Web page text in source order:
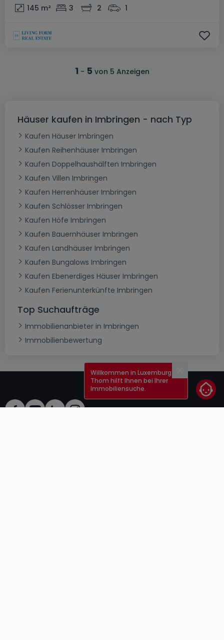
145 m² 3 2 1
1 - 5 von 5 Anzeigen
Häuser kaufen in Imbringen - nach Typ
Kaufen Häuser Imbringen
Kaufen Reihenhäuser Imbringen
Kaufen Doppelhaushälften Imbringen
Kaufen Villen Imbringen
Kaufen Herrenhäuser Imbringen
Kaufen Schlösser Imbringen
Kaufen Höfe Imbringen
Kaufen Bauernhäuser Imbringen
Kaufen Landhäuser Imbringen
Kaufen Bungalows Imbringen
Kaufen Ebenerdiges Häuser Imbringen
Kaufen Ferienunterkünfte Imbringen
Top Suchaufträge
Immobilienanbieter in Imbringen
Immobilienbewertung
Schließen
Willkommen in Luxemburg!
Thom hilft Ihnen bei Ihrer
Immobiliensuche.